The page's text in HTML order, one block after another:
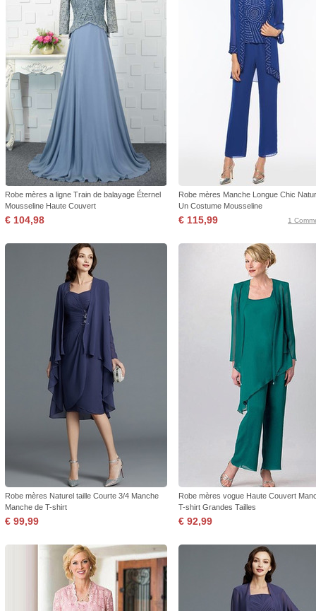
Robe mères a ligne Train de balayage Éternel
Mousseline Haute Couvert
€ 104,98
Robe mères Manche Longue Chic
Un Costume Mousseline
€ 115,99 1
Robe mères Naturel taille Courte 3/4 Manche
Manche de T-shirt
€ 99,99
Robe mères vogue Haute Couvert
T-shirt Grandes Tailles
€ 92,99